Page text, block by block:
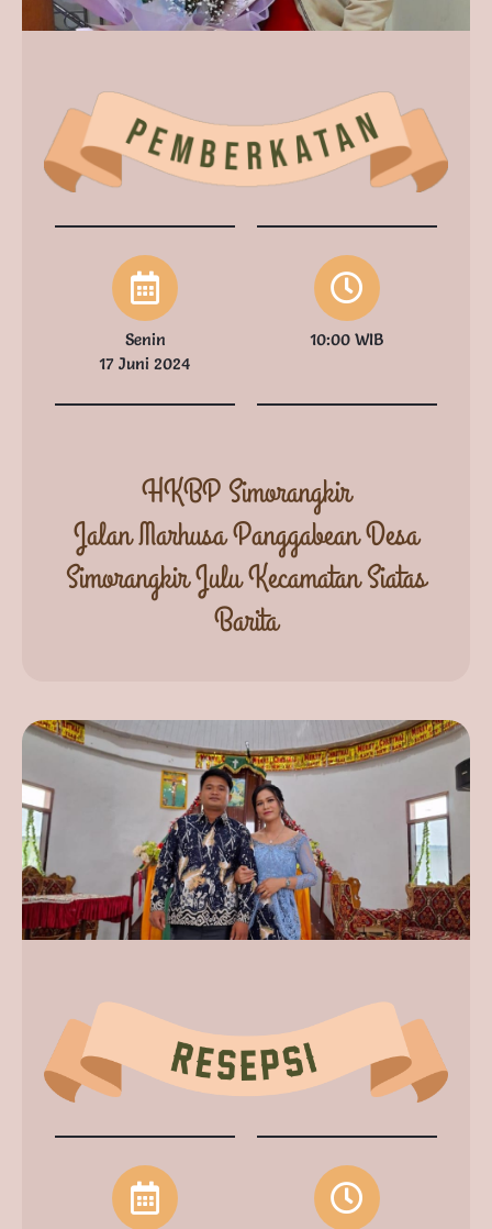
Senin
17 Juni 2024
10:00 WIB
HKBP Simorangkir
Jalan Marhusa Panggabean Desa
Simorangkir Julu Kecamatan Siatas
Barita